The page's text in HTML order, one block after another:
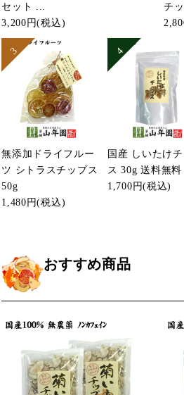
セット ...
3,200円(税込)
チ
無添加ドライフルー
ツ シトラスチップス
50g
1,480円(税込)
国産 しいたけ
ス 30g 送料無料
1,700円(税込)
おすすめ商品